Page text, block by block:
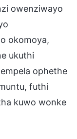
owenziwayo
okomoya,
ukuthi
ophethe
futhi
kuwo wonke